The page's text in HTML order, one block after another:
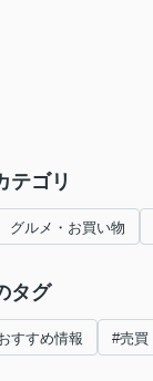
テゴリ
グルメ・お買い物
タグ
すすめ情報 #売買